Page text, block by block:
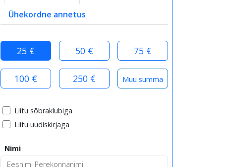
Ühekordne annetus
25 € 50 € 75 €
100 € 250 €
Liitu sõbraklubiga
Liitu uudiskirjaga
Nimi